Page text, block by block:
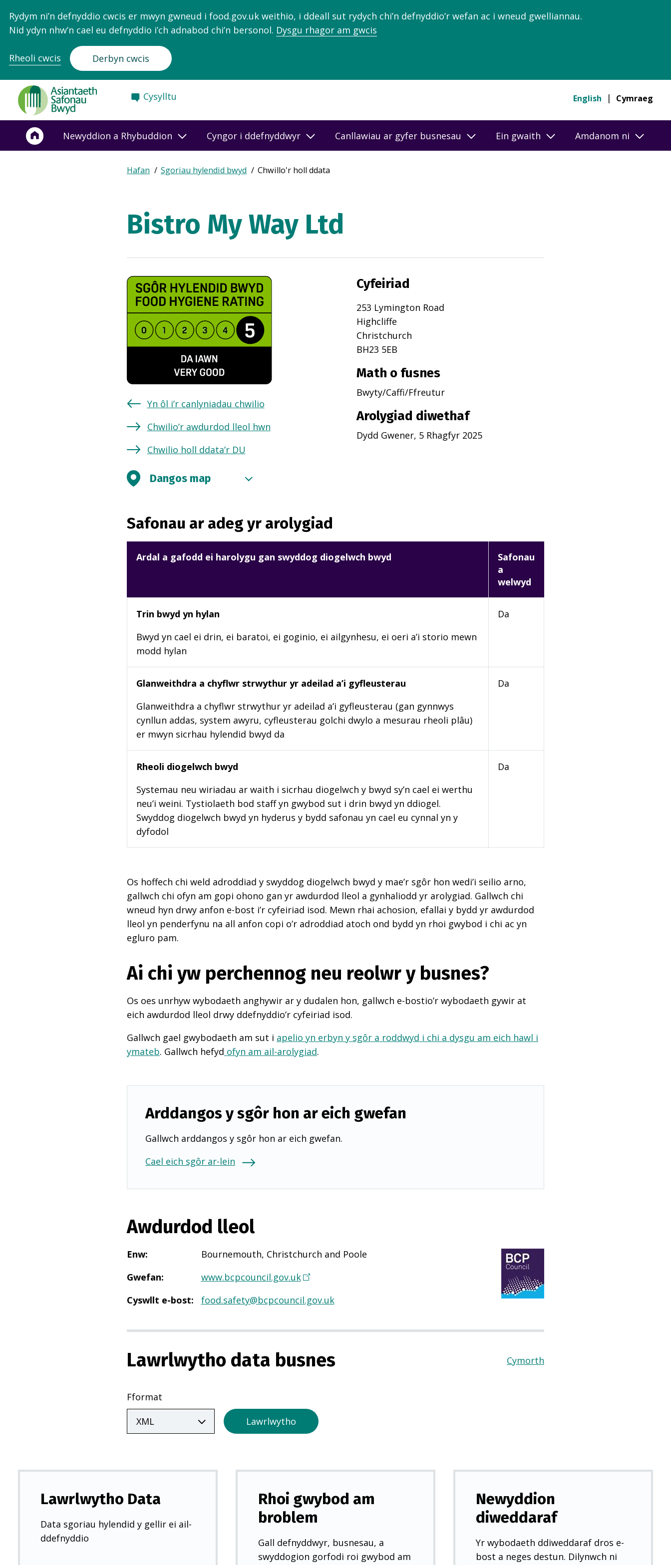
Rydym ni’n defnyddio cwcis er mwyn gwneud i food.gov.uk weithio, i ddeall sut rydych chi’n defnyddio’r wefan ac i wneud gwelliannau.
Nid ydyn nhw’n cael eu defnyddio i’ch adnabod chi’n bersonol. Dysgu rhagor am gwcis
Rheoli cwcis Derbyn cwcis
Food
Standards
Agency
Frontpage
Cysylltu English Cymraeg
Newyddion a Rhybuddion Cyngor i ddefnyddwyr Canllawiau ar gyfer busnesau Ein gwaith Amdanom ni
Breadcrumb
Expand
breadcrumb
Hafan Sgoriau hylendid bwyd Chwillo'r holl ddata
Bistro My Way Ltd
Yn ôl i’r canlyniadau chwilio
Chwilio’r awdurdod lleol hwn
Chwilio holl ddata’r DU
Cyfeiriad
253 Lymington Road
Highcliffe
Christchurch
BH23 5EB
Math o fusnes
Bwyty/Caffi/Ffreutur
Arolygiad diwethaf
Dydd Gwener, 5 Rhagfyr 2025
Dangos map
Safonau ar adeg yr arolygiad
Ardal a gafodd ei harolygu gan swyddog diogelwch bwyd
Safonau
a
welwyd
Trin bwyd yn hylan
Bwyd yn cael ei drin, ei baratoi, ei goginio, ei ailgynhesu, ei oeri a’i storio mewn
modd hylan
Da
Glanweithdra a chyflwr strwythur yr adeilad a’i gyfleusterau
Glanweithdra a chyflwr strwythur yr adeilad a’i gyfleusterau (gan gynnwys
cynllun addas, system awyru, cyfleusterau golchi dwylo a mesurau rheoli plâu)
er mwyn sicrhau hylendid bwyd da
Da
Rheoli diogelwch bwyd
Systemau neu wiriadau ar waith i sicrhau diogelwch y bwyd sy’n cael ei werthu
neu’i weini. Tystiolaeth bod staff yn gwybod sut i drin bwyd yn ddiogel.
Swyddog diogelwch bwyd yn hyderus y bydd safonau yn cael eu cynnal yn y
dyfodol
Da
Os hoffech chi weld adroddiad y swyddog diogelwch bwyd y mae’r sgôr hon wedi’i seilio arno,
gallwch chi ofyn am gopi ohono gan yr awdurdod lleol a gynhaliodd yr arolygiad. Gallwch chi
wneud hyn drwy anfon e-bost i’r cyfeiriad isod. Mewn rhai achosion, efallai y bydd yr awdurdod
lleol yn penderfynu na all anfon copi o’r adroddiad atoch ond bydd yn rhoi gwybod i chi ac yn
egluro pam.
Ai chi yw perchennog neu reolwr y busnes?
Os oes unrhyw wybodaeth anghywir ar y dudalen hon, gallwch e-bostio’r wybodaeth gywir at
eich awdurdod lleol drwy ddefnyddio’r cyfeiriad isod.
Gallwch gael gwybodaeth am sut i apelio yn erbyn y sgôr a roddwyd i chi a dysgu am eich hawl i
ymateb. Gallwch hefyd ofyn am ail-arolygiad.
Arddangos y sgôr hon ar eich gwefan
Gallwch arddangos y sgôr hon ar eich gwefan.
Cael eich sgôr ar-lein
Awdurdod lleol
Enw:
Bournemouth, Christchurch and Poole
Gwefan: www.bcpcouncil.gov.uk(
n
g
r
n
w
y
d
)
Cyswllt e-bost: food.safety@bcpcouncil.gov.uk
Lawrlwytho data busnes Cymorth
Fformat
Lawrlwytho
Lawrlwytho Data
Data sgoriau hylendid y gellir ei ail-
ddefnyddio
Rhoi gwybod am
broblem
Gall defnyddwyr, busnesau, a
swyddogion gorfodi roi gwybod am
Newyddion
diweddaraf
Yr wybodaeth ddiweddaraf dros e-
bost a neges destun. Dilynwch ni